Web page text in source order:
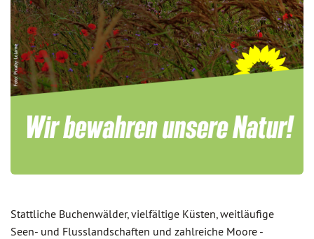
Stattliche Buchenwälder, vielfältige Küsten, weitläufige
Seen- und Flusslandschaften und zahlreiche Moore -